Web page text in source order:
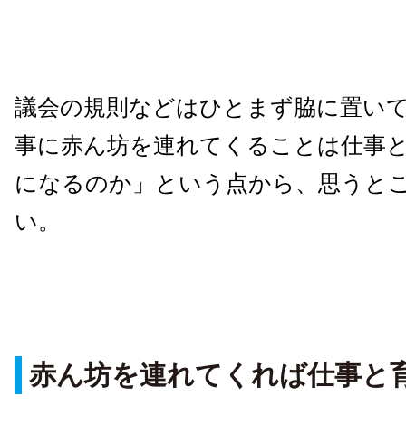
議会の規則などはひとまず脇に置い
事に赤ん坊を連れてくることは仕事
になるのか」という点から、思うと
い。
赤ん坊を連れてくれば仕事と